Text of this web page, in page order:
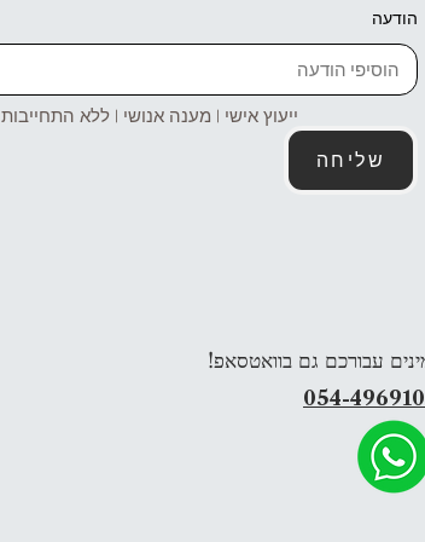
הודעה
ייעוץ אישי | מענה אנושי | ללא התחייבות
שליחה
עבורכם גם בוואטסאפ!
054-